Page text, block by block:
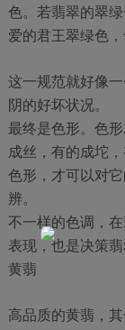
色。若翡翠的翠
爱的君王翠绿色，
这一规范就好像
阴的好坏状况。
最终是色形。色
成丝，有的成坨
色形，才可以对
辨。
不一样的色调，
表现，也是决策
黄翡
高品质的黄翡，